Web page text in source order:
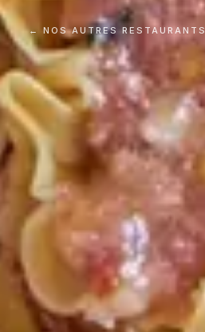
← NOS AUTRES RESTAURANTS